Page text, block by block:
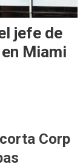
jefe de
Miami
Corp